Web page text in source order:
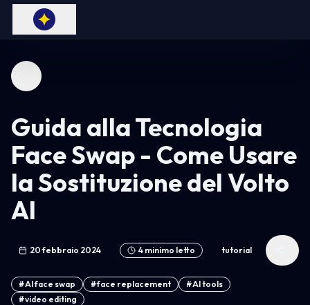
Guida alla Tecnologia
Face Swap - Come Usare
la Sostituzione del Volto
AI
20 febbraio 2024 4 minimo letto tutorial
#AI face swap #face replacement #AI tools
#video editing